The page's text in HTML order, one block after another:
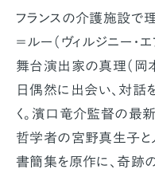
フランスの介護施設で
＝ルー（ヴィルジニー・
舞台演出家の真理（岡
日偶然に出会い、対話
く。濱口竜介監督の最新
哲学者の宮野真生子
書簡集を原作に、奇跡